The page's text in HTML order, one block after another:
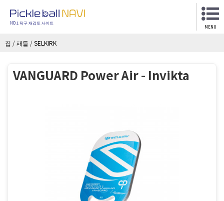
NO.1 탁구 재검토 사이트
MENU
집 /패들 /SELKIRK
VANGUARD Power Air - Invikta